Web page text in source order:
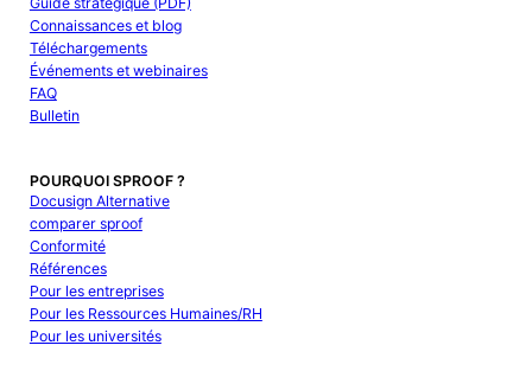
Connaissances et blog
Téléchargements
Événements et webinaires
FAQ
Bulletin
POURQUOI SPROOF ?
Docusign Alternative
comparer sproof
Conformité
Références
Pour les entreprises
Pour les Ressources Humaines/RH
Pour les universités